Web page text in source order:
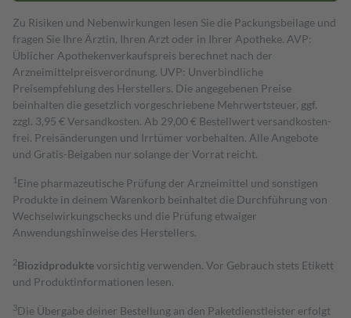
Zu Risiken und Nebenwirkungen lesen Sie die Packungsbeilage und
fragen Sie Ihre Ärztin, Ihren Arzt oder in Ihrer Apotheke. AVP:
Üblicher Apothekenverkaufspreis berechnet nach der
Arzneimittelpreisverordnung. UVP: Unverbindliche
Preisempfehlung des Herstellers. Die angegebenen Preise
beinhalten die gesetzlich vorgeschriebene Mehrwertsteuer, ggf.
zzgl. 3,95 € Versandkosten. Ab 29,00 € Bestell­wert versand­kosten­
frei. Preisänderungen und Irrtümer vorbehalten. Alle Angebote
und Gratis-Beigaben nur solange der Vorrat reicht.
1 Eine pharmazeutische Prüfung der Arzneimittel und sonstigen
Produkte in deinem Warenkorb beinhaltet die Durchführung von
Wechselwirkungschecks und die Prüfung etwaiger
Anwendungshinweise des Herstellers.
2Biozidproduktevorsichtig verwenden. Vor Gebrauch stets Etikett
und Produktinformationen lesen.
3Die Übergabe deiner Bestellung an den Paketdienstleister erfolgt